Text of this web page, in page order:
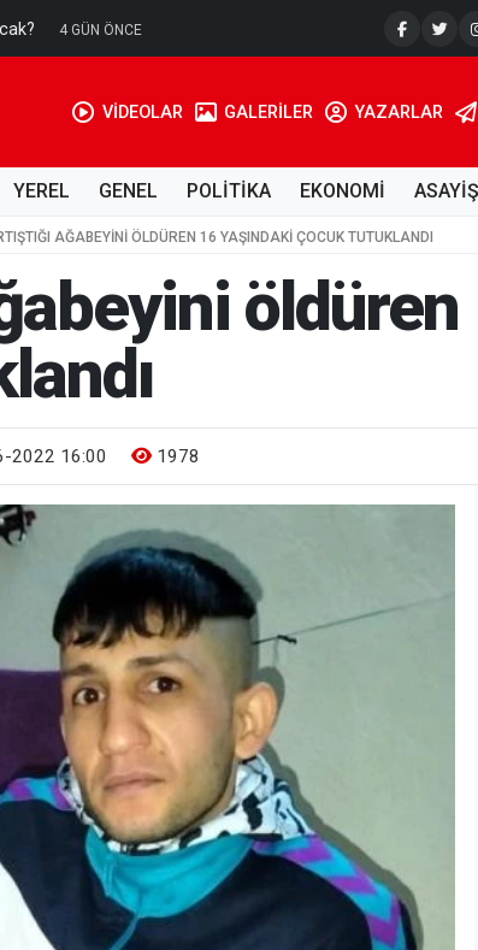
4 GÜN ÖNCE
VİDEOLAR GALERİLER YAZARLAR
YEREL GENEL POLİTİKA EKONOMİ ASAYİŞ
AĞABEYINI ÖLDÜREN 16 YAŞINDAKI ÇOCUK TUTUKLANDI
2022 16:00 1978